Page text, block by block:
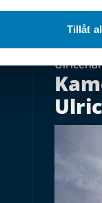
Tillåt
i
Fler